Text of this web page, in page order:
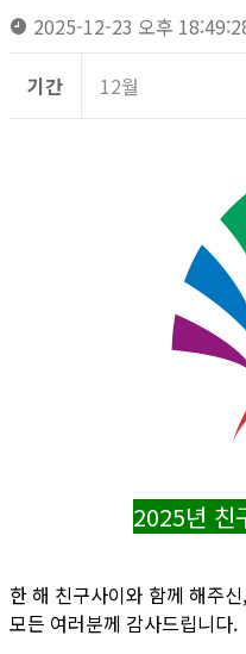
2025-12-23 오후
기간 12월
2025년 친
한 해 친구사이와 함께 해주
모든 여러분께 감사드립니다.